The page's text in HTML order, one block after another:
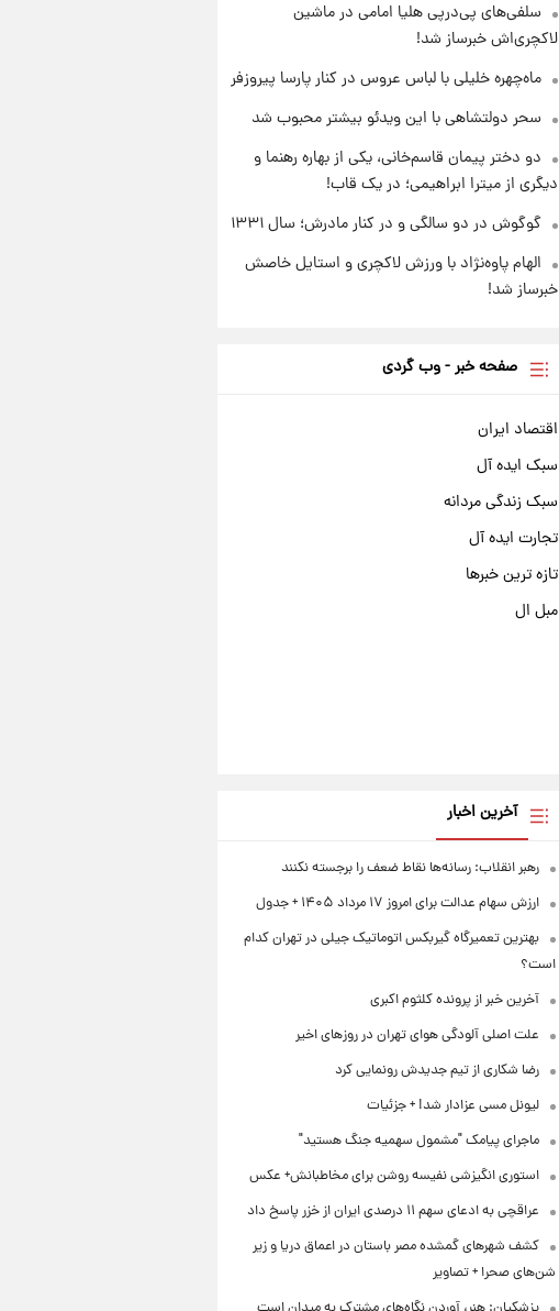
سلفی‌های پی‌درپی هلیا امامی در ماشین
لاکچری‌اش خبرساز شد!
ماه‌چهره خلیلی با لباس عروس در کنار پارسا پیروزفر
سحر دولتشاهی با این ویدئو بیشتر محبوب شد
دو دختر پیمان قاسم‌خانی، یکی از بهاره رهنما و
دیگری از میترا ابراهیمی؛ در یک قاب!
گوگوش در دو سالگی و در کنار مادرش؛ سال ۱۳۳۱
الهام پاوه‌نژاد با ورزش لاکچری و استایل خاصش
خبرساز شد!
صفحه خبر - وب گردی
اقتصاد ایران
سبک ایده آل
سبک زندگی مردانه
تجارت ایده آل
تازه ترین خبرها
مبل ال
آخرین اخبار
رهبر انقلاب: رسانه‌ها نقاط ضعف را برجسته نکنند
ارزش سهام عدالت برای امروز ۱۷ مرداد ۱۴۰۵ + جدول
بهترین تعمیرگاه گیربکس اتوماتیک جیلی در تهران کدام
است؟
آخرین خبر از پرونده کلثوم اکبری
علت اصلی آلودگی هوای تهران در روزهای اخیر
رضا شکاری از تیم جدیدش رونمایی کرد
لیونل مسی عزادار شد! + جزئیات
ماجرای پیامک "مشمول سهمیه جنگ هستید"
استوری انگیزشی نفیسه روشن برای مخاطبانش+ عکس
عراقچی به ادعای سهم ۱۱ درصدی ایران از خزر پاسخ داد
کشف شهرهای گمشده مصر باستان در اعماق دریا و زیر
شن‌های صحرا + تصاویر